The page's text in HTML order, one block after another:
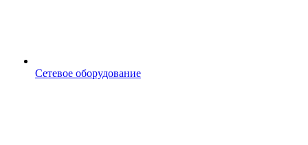
Сетевое оборудование